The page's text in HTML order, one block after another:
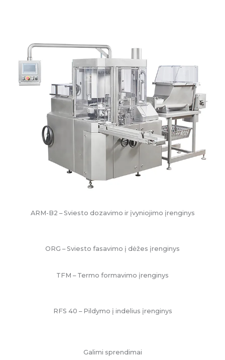
ARM-B2 – Sviesto dozavimo ir įvyniojimo įrenginys
ORG – Sviesto fasavimo į dėžes įrenginys
TFM – Termo formavimo įrenginys
RFS 40 – Pildymo į indelius įrenginys
Galimi sprendimai